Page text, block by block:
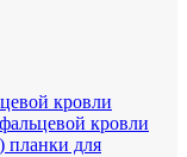
кровли
кровли
планки для